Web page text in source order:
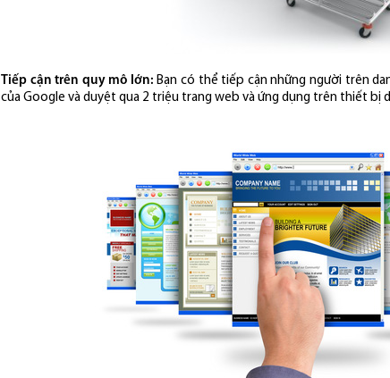
Tiếp cận trên quy mô lớn: Bạn có thể tiếp cận những người trên
của Google và duyệt qua 2 triệu trang web và ứng dụng trên thiết bị